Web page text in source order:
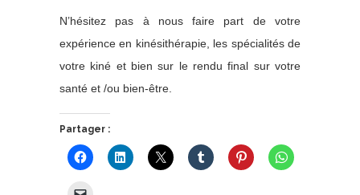
N’hésitez pas à nous faire part de votre
expérience en kinésithérapie, les spécialités de
votre kiné et bien sur le rendu final sur votre
santé et /ou bien-être.
Partager :